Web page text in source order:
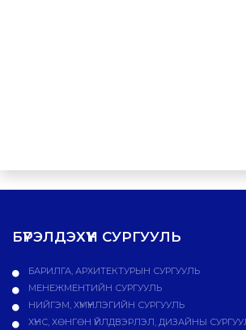
БҮРЭЛДЭХҮҮН СУРГУУЛЬ
БАРИЛГА, АРХИТЕКТУРЫН СУРГУУЛЬ
МЕНЕЖМЕНТИЙН СУРГУУЛЬ
НИЙГЭМ, ХҮМҮҮНЛЭГИЙН СУРГУУЛЬ
ХҮНС, ХӨНГӨН ҮЙЛДВЭРЛЭЛ, ДИЗАЙНЫ